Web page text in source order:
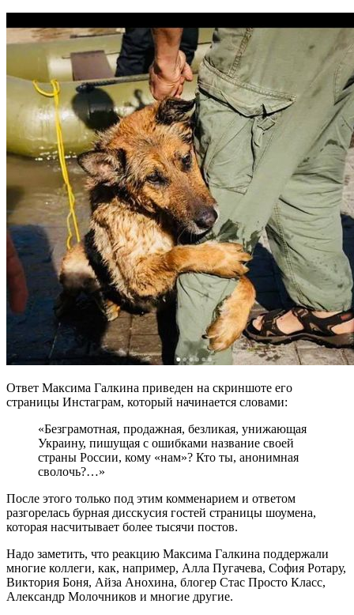
Ответ Максима Галкина приведен на скриншоте его
страницы Инстаграм, который начинается словами:
«Безграмотная, продажная, безликая, унижающая
Украину, пишущая с ошибками название своей
страны России, кому «нам»? Кто ты, анонимная
сволочь?…»
После этого только под этим комменарием и ответом
разгорелась бурная дисскусия гостей страницы шоумена,
которая насчитывает более тысячи постов.
Надо заметить, что реакцию Максима Галкина поддержали
многие коллеги, как, например, Алла Пугачева, София Ротару,
Виктория Боня, Айза Анохина, блогер Стас Просто Класс,
Александр Молочников и многие другие.